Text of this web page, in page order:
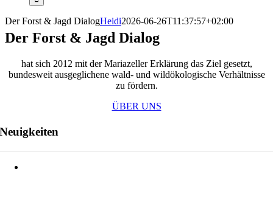
Der Forst & Jagd DialogHeidi2026-06-26T11:37:57+02:00
Der Forst & Jagd Dialog
hat sich 2012 mit der Mariazeller Erklärung das Ziel gesetzt,
bundesweit ausgeglichene wald- und wildökologische Verhältnisse
zu fördern.
ÜBER UNS
Neuigkeiten